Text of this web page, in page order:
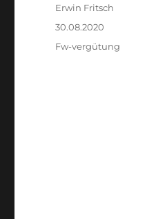
Autor
Erwin Fritsch
Veröffentlicht
30.08.2020
Kategorien
Fw-vergütung